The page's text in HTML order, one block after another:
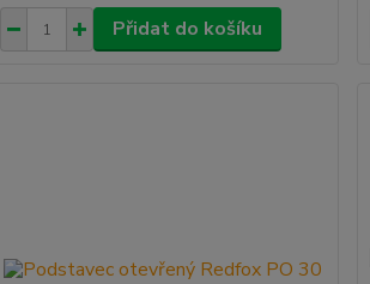
Přidat do košíku